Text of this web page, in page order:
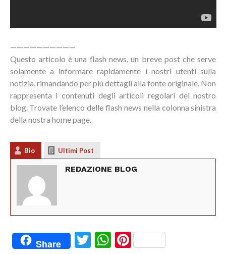
——————————
Questo articolo è una flash news, un breve post che serve
solamente a informare rapidamente i nostri utenti sulla
notizia, rimandando per più dettagli alla fonte originale. Non
rappresenta i contenuti degli articoli regolari del nostro
blog. Trovate l’elenco delle flash news nella colonna sinistra
della nostra home page.
Bio Ultimi Post
REDAZIONE BLOG
Share Twitter
WhatsApp
Pinterest